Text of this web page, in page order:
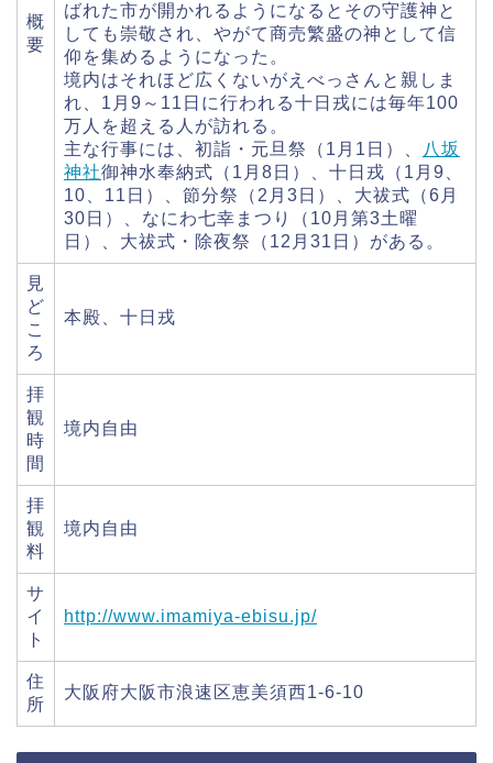
概
要
ばれた市が開かれるようになるとその守護神と
しても崇敬され、やがて商売繁盛の神として信
仰を集めるようになった。
境内はそれほど広くないがえべっさんと親しま
れ、1月9～11日に行われる十日戎には毎年100
万人を超える人が訪れる。
主な行事には、初詣・元旦祭（1月1日）、
八坂
神社御神水奉納式（1月8日）、十日戎（1月9、
10、11日）、節分祭（2月3日）、大祓式（6月
30日）、なにわ七幸まつり（10月第3土曜
日）、大祓式・除夜祭（12月31日）がある。
見
ど
こ
ろ
本殿、十日戎
拝
観
時
間
境内自由
拝
観
料
境内自由
サ
イ
ト
http://www.imamiya-ebisu.jp/
住
所
大阪府大阪市浪速区恵美須西1-6-10